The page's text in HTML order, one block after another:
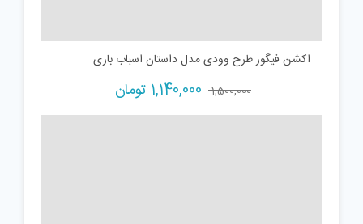
اکشن فیگور طرح وودی مدل داستان اسباب بازی
1,500,000
Original
1,140,000 تومان